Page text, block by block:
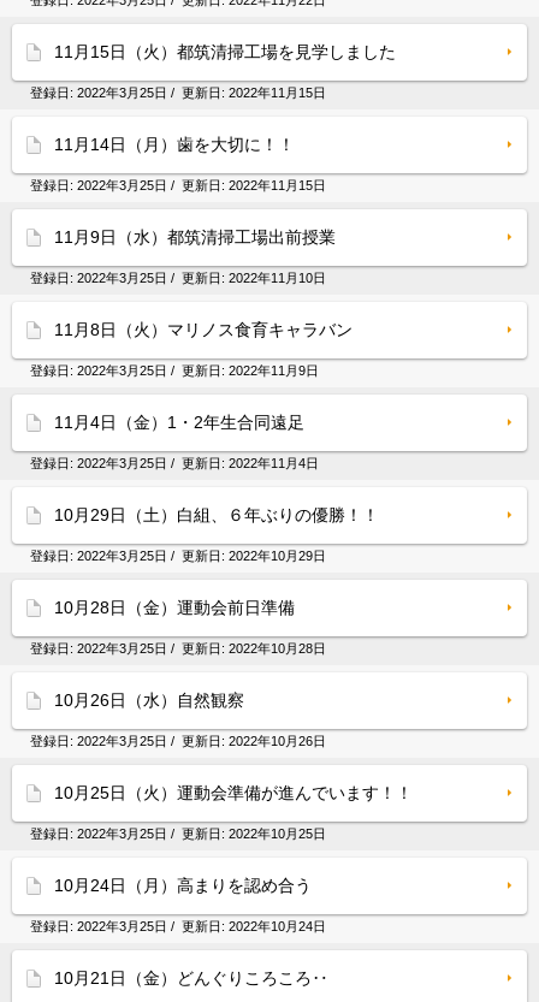
11月15日（火）都筑清掃工場を見学しました
登録日: 2022年3月25日 / 更新日: 2022年11月15日
11月14日（月）歯を大切に！！
登録日: 2022年3月25日 / 更新日: 2022年11月15日
11月9日（水）都筑清掃工場出前授業
登録日: 2022年3月25日 / 更新日: 2022年11月10日
11月8日（火）マリノス食育キャラバン
登録日: 2022年3月25日 / 更新日: 2022年11月9日
11月4日（金）1・2年生合同遠足
登録日: 2022年3月25日 / 更新日: 2022年11月4日
10月29日（土）白組、６年ぶりの優勝！！
登録日: 2022年3月25日 / 更新日: 2022年10月29日
10月28日（金）運動会前日準備
登録日: 2022年3月25日 / 更新日: 2022年10月28日
10月26日（水）自然観察
登録日: 2022年3月25日 / 更新日: 2022年10月26日
10月25日（火）運動会準備が進んでいます！！
登録日: 2022年3月25日 / 更新日: 2022年10月25日
10月24日（月）高まりを認め合う
登録日: 2022年3月25日 / 更新日: 2022年10月24日
10月21日（金）どんぐりころころ‥